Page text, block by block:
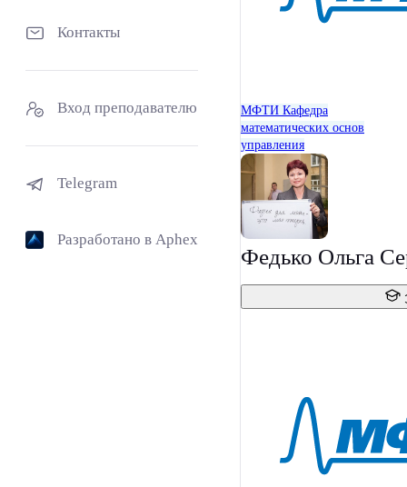
Контакты
Вход преподавателю
Telegram
Разработано в Aphex
МФТИ Кафедра
математических основ
управления
Федько Ольга